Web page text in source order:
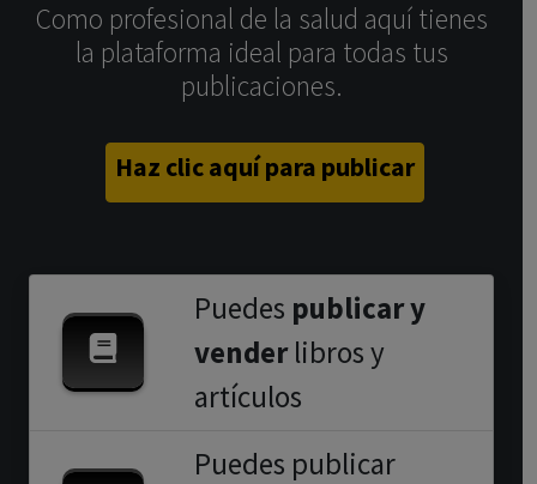
Como profesional de la salud aquí tienes
la plataforma ideal para todas tus
publicaciones.
Haz clic aquí para publicar
Puedes publicar y
venderlibros y
artículos
Puedes publicar